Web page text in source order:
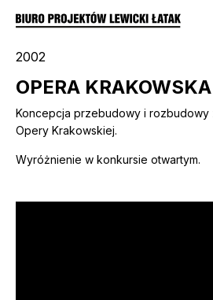
2002
OPERA
Koncepcja przebudowy i rozbudowy
Opery Krakowskiej.
Wyróżnienie w konkursie otwartym.